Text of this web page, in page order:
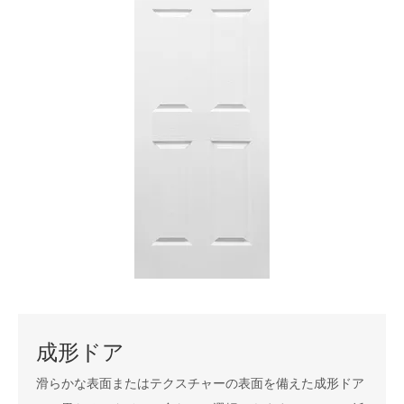
成形ドア
滑らかな表面またはテクスチャーの表面を備えた成形ドア